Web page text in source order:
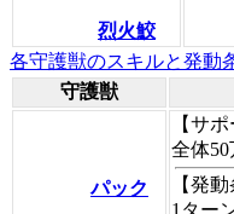
烈火鮫
各守護獣のスキルと発動
守護獣
パック
【サ
全体
【発動
1ター